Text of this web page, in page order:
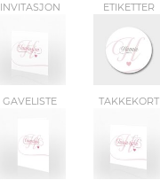
INVITASJON ETIKETTER
GAVELISTE TAKKEKORT